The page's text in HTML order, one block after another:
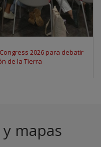
2026 para debatir
de la Tierra
mapas